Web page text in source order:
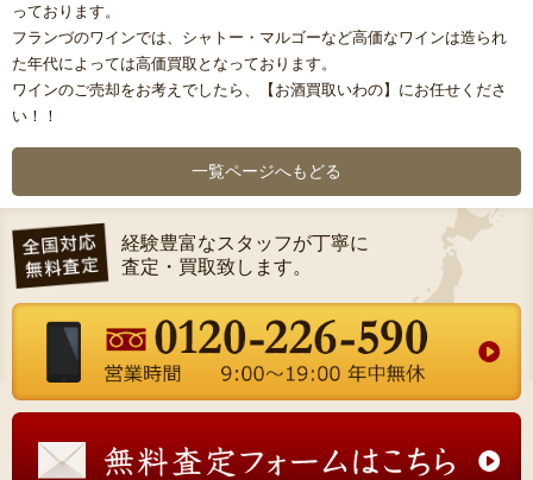
っております。
フランづのワインでは、シャトー・マルゴーなど高価なワインは造られ
た年代によっては高価買取となっております。
ワインのご売却をお考えでしたら、【お酒買取いわの】にお任せくださ
い！！
一覧ページへもどる
経験豊富なスタッフが丁寧に
査定・買取致します。